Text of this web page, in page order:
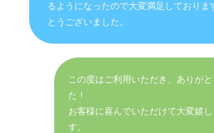
るようになったので大変満足しておりま
とうございました。
この度はご利用いただき、ありが
た！
お客様に喜んでいただけて大変嬉
す。